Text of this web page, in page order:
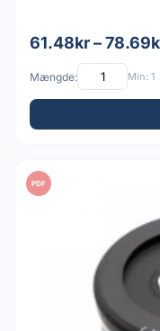
61.48kr –
Mængde: Min: 1
PDF